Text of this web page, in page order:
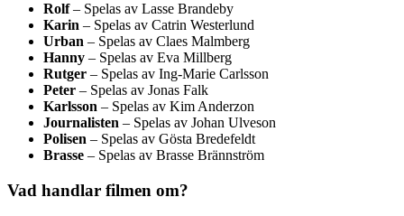
Rolf– Spelas av Lasse Brandeby
Karin – Spelas av Catrin Westerlund
Urban – Spelas av Claes Malmberg
Hanny – Spelas av Eva Millberg
Rutger – Spelas av Ing-Marie Carlsson
Peter – Spelas av Jonas Falk
Karlsson – Spelas av Kim Anderzon
Journalisten – Spelas av Johan Ulveson
Polisen – Spelas av Gösta Bredefeldt
Brasse – Spelas av Brasse Brännström
Vad handlar filmen om?